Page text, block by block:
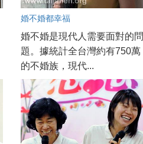
婚不婚都幸福
婚不婚是現代人需要面對的問
題。據統計全台灣約有750萬
的不婚族，現代...